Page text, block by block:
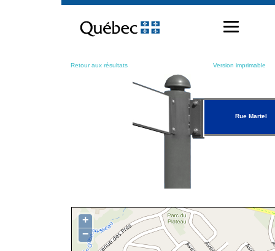
contenu
Retour aux résultats Version imprimable
Rue Martel
+
−